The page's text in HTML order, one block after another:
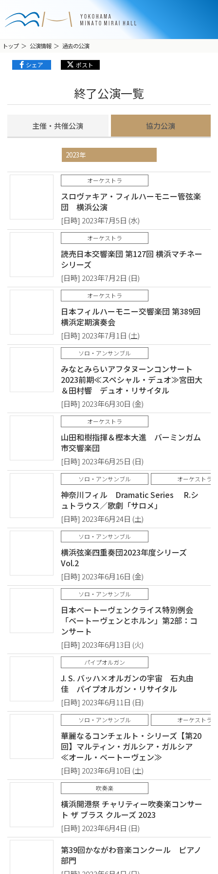
トップ 公演情報 過去の公演
シェア ポスト
終了公演一覧
主催・共催公演 協力公演
オーケストラ
スロヴァキア・フィルハーモニー管弦楽
団 横浜公演
[日時] 2023年7月5日 (水)
オーケストラ
読売日本交響楽団 第127回 横浜マチネー
シリーズ
[日時] 2023年7月2日 (日)
オーケストラ
日本フィルハーモニー交響楽団 第389回
横浜定期演奏会
[日時] 2023年7月1日 (土)
ソロ・アンサンブル
みなとみらいアフタヌーンコンサート
2023前期≪スペシャル・デュオ≫宮田大
＆田村響 デュオ・リサイタル
[日時] 2023年6月30日 (金)
オーケストラ
山田和樹指揮＆樫本大進 バーミンガム
市交響楽団
[日時] 2023年6月25日 (日)
ソロ・アンサンブル オーケストラ
神奈川フィル Dramatic Series R.シ
ュトラウス／歌劇「サロメ」
[日時] 2023年6月24日 (土)
ソロ・アンサンブル
横浜弦楽四重奏団2023年度シリーズ
Vol.2
[日時] 2023年6月16日 (金)
ソロ・アンサンブル
日本ベートーヴェンクライス特別例会
「ベートーヴェンとホルン」第2部：コ
ンサート
[日時] 2023年6月13日 (火)
パイプオルガン
J. S. バッハ×オルガンの宇宙 石丸由
佳 パイプオルガン・リサイタル
[日時] 2023年6月11日 (日)
ソロ・アンサンブル オーケストラ
華麗なるコンチェルト・シリーズ【第20
回】マルティン・ガルシア・ガルシア
≪オール・ベートーヴェン≫
[日時] 2023年6月10日 (土)
吹奏楽
橫浜開港祭 チャリティー吹奏楽コンサー
ト ザ ブラス クルーズ 2023
[日時] 2023年6月4日 (日)
第39回かながわ音楽コンクール ピアノ
部門